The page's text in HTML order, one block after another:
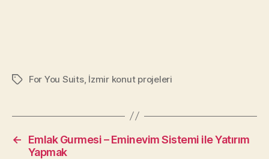
TagsFor You Suits, İzmir konut projeleri
←
Emlak Gurmesi – Eminevim Sistemi ile Yatırım
Yapmak